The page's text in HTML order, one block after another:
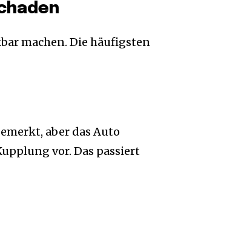
machen. Die häufigsten
aber das Auto
vor. Das passiert